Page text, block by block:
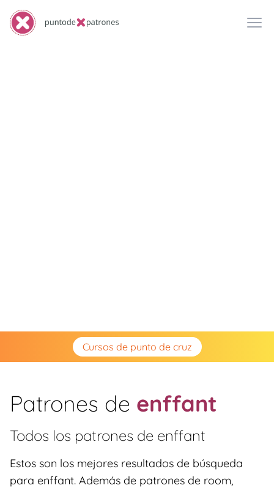
Cursos de punto de cruz
Patrones de enffant
Todos los patrones de enffant
Estos son los mejores resultados de búsqueda
para enffant. Además de patrones de room,